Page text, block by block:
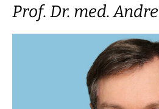
Prof. Dr. med.